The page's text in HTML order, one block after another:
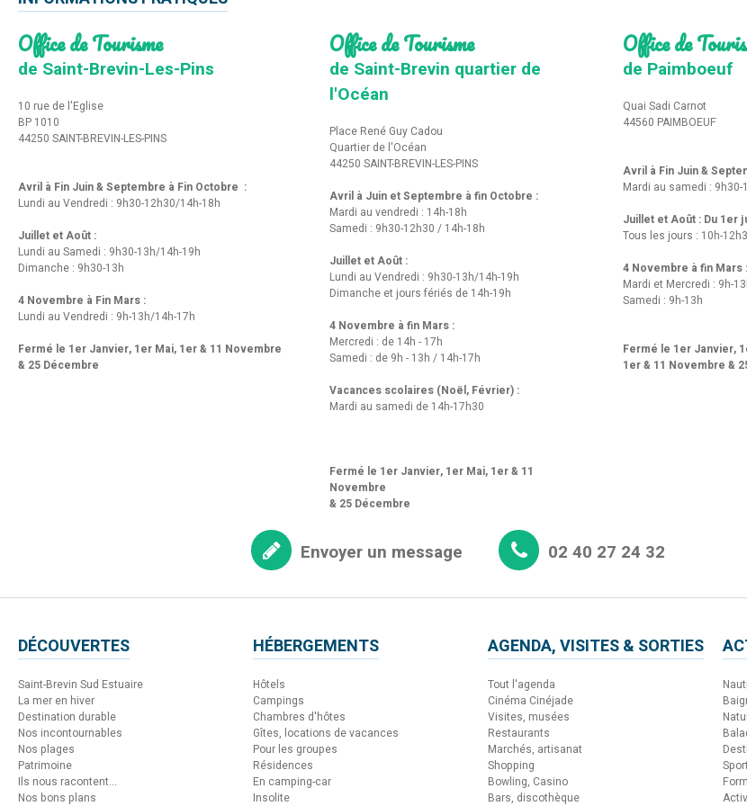
Office de Tourisme
de Saint-Brevin-Les-Pins
10 rue de l'Eglise
BP 1010
44250 SAINT-BREVIN-LES-PINS
Avril à Fin Juin & Septembre à Fin Octobre :
Lundi au Vendredi : 9h30-12h30/14h-18h
Juillet et Août :
Lundi au Samedi : 9h30-13h/14h-19h
Dimanche : 9h30-13h
4 Novembre à Fin Mars :
Lundi au Vendredi : 9h-13h/14h-17h
Fermé le 1er Janvier, 1er Mai, 1er & 11 Novembre
& 25 Décembre
Office de Tourisme
de Saint-Brevin quartier de
l'Océan
Place René Guy Cadou
Quartier de l'Océan
44250 SAINT-BREVIN-LES-PINS
Avril à Juin et Septembre à fin Octobre :
Mardi au vendredi : 14h-18h
Samedi : 9h30-12h30 / 14h-18h
Juillet et Août :
Lundi au Vendredi : 9h30-13h/14h-19h
Dimanche et jours fériés de 14h-19h
4 Novembre à fin Mars :
Mercredi : de 14h - 17h
Samedi : de 9h - 13h / 14h-17h
Vacances scolaires (Noël, Février) :
Mardi au samedi de 14h-17h30
Fermé le 1er Janvier, 1er Mai, 1er & 11
Novembre
& 25 Décembre
Office de
de Paimboeuf
Quai Sadi Carnot
44560 PAIMBOEUF
Avril à Fin Juin &
Mardi au samedi :
Juillet et Août : Du 1er
Tous les jours : 10h-
4 Novembre à fin Mars :
Mardi et Mercredi : 9h-
Samedi : 9h-13h
Fermé le 1er Janvier,
1er & 11 Novembre &
Envoyer un message 02 40 27 24 32
DÉCOUVERTES
Saint-Brevin Sud Estuaire
La mer en hiver
Destination durable
Nos incontournables
Nos plages
Patrimoine
Ils nous racontent...
Nos bons plans
HÉBERGEMENTS
Hôtels
Campings
Chambres d'hôtes
Gîtes, locations de vacances
Pour les groupes
Résidences
En camping-car
Insolite
AGENDA, VISITES & SORTIES
Tout l'agenda
Cinéma Cinéjade
Visites, musées
Restaurants
Marchés, artisanat
Shopping
Bowling, Casino
Bars, discothèque